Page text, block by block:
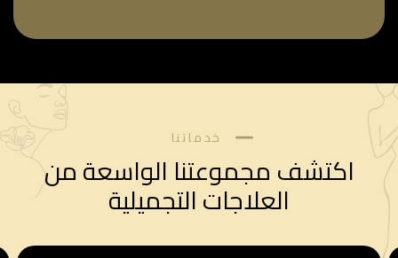
خدماتنا
اكتشف مجموعتنا الواسعة من
العلاجات التجميلية